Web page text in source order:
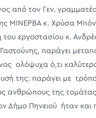
από τον Γεν.
ΜΙΝΕΡΒΑ κ. Χρύσα
του εργοστασίου κ.
παράγει
ολόψυχα ό,τι
της: παράγει με
ανθρώπους της
Δήμο Πηνειού ήταν και